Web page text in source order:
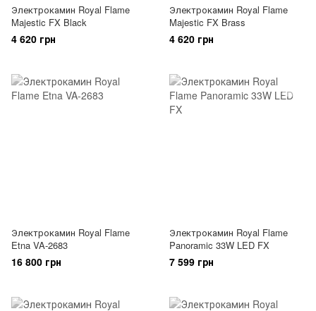
Электрокамин Royal Flame
Majestic FX Black
4 620 грн
Электрокамин Royal Flame
Majestic FX Brass
4 620 грн
Электрокамин Royal Flame
Etna VA-2683
16 800 грн
Электрокамин Royal Flame
Panoramic 33W LED FX
7 599 грн